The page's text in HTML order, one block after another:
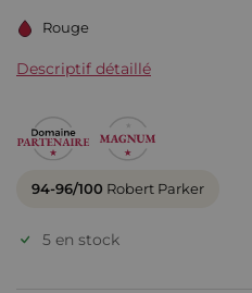
Rouge
Descriptif détaillé
94-96/100 Robert Parker
5 en stock